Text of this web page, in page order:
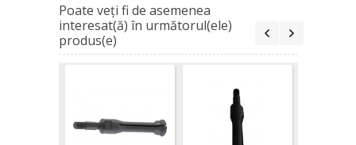
Poate veţi fi de asemenea
interesat(ă) în următorul(ele)
produs(e)